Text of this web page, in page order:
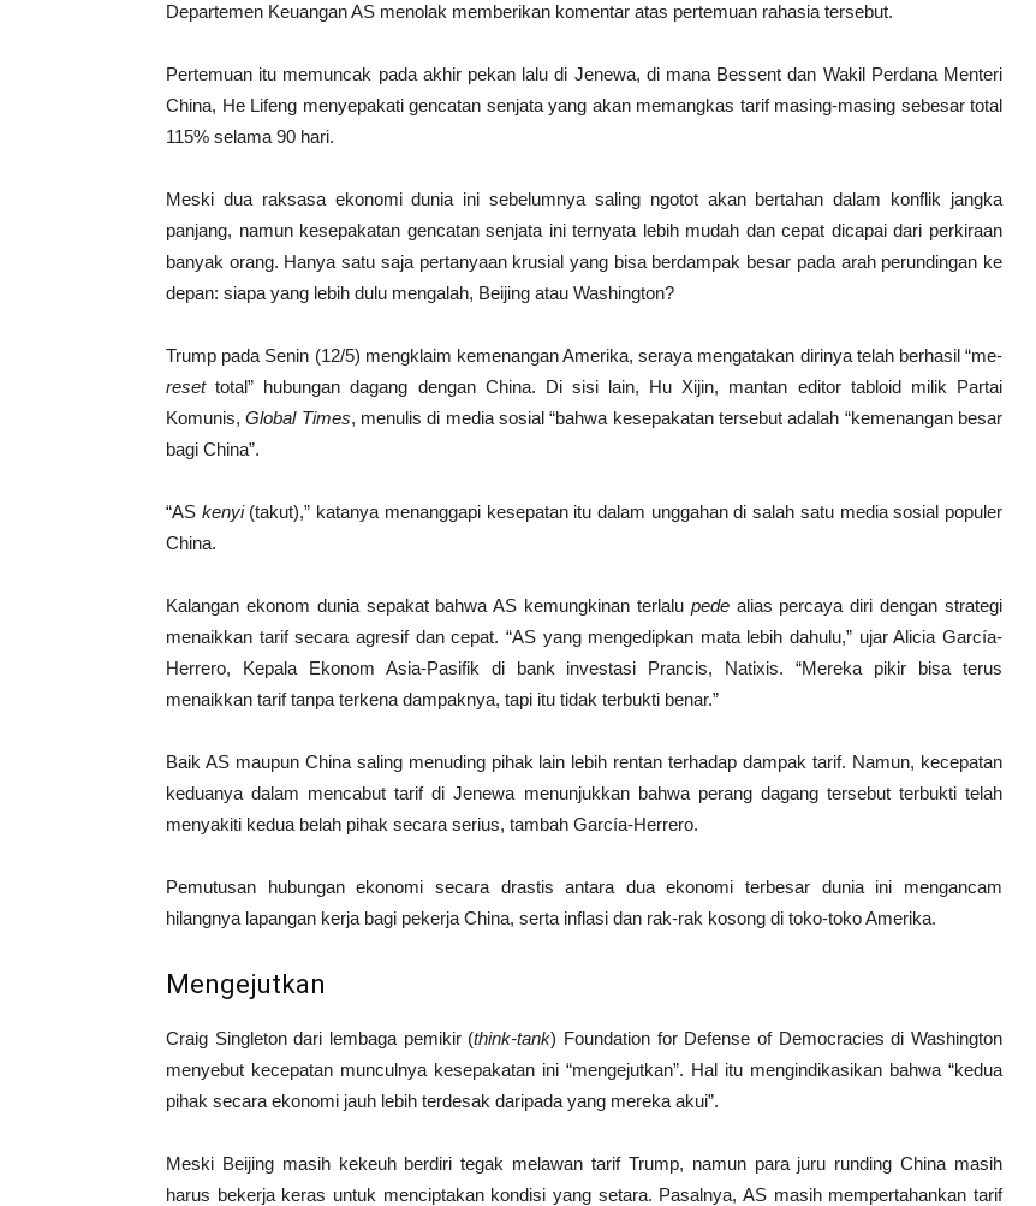
Departemen Keuangan AS menolak memberikan komentar atas pertemuan rahasia tersebut.
Pertemuan itu memuncak pada akhir pekan lalu di Jenewa, di mana Bessent dan Wakil Perdana Menteri
China, He Lifeng menyepakati gencatan senjata yang akan memangkas tarif masing-masing sebesar total
115% selama 90 hari.
Meski dua raksasa ekonomi dunia ini sebelumnya saling ngotot akan bertahan dalam konflik jangka
panjang, namun kesepakatan gencatan senjata ini ternyata lebih mudah dan cepat dicapai dari perkiraan
banyak orang. Hanya satu saja pertanyaan krusial yang bisa berdampak besar pada arah perundingan ke
depan: siapa yang lebih dulu mengalah, Beijing atau Washington?
Trump pada Senin (12/5) mengklaim kemenangan Amerika, seraya mengatakan dirinya telah berhasil “me-
resettotal” hubungan dagang dengan China. Di sisi lain, Hu Xijin, mantan editor tabloid milik Partai
Komunis,Global Times, menulis di media sosial “bahwa kesepakatan tersebut adalah “kemenangan besar
bagi China”.
“AS kenyi(takut),” katanya menanggapi kesepatan itu dalam unggahan di salah satu media sosial populer
China.
Kalangan ekonom dunia sepakat bahwa AS kemungkinan terlalu pedealias percaya diri dengan strategi
menaikkan tarif secara agresif dan cepat. “AS yang mengedipkan mata lebih dahulu,” ujar Alicia García-
Herrero, Kepala Ekonom Asia-Pasifik di bank investasi Prancis, Natixis. “Mereka pikir bisa terus
menaikkan tarif tanpa terkena dampaknya, tapi itu tidak terbukti benar.”
Baik AS maupun China saling menuding pihak lain lebih rentan terhadap dampak tarif. Namun, kecepatan
keduanya dalam mencabut tarif di Jenewa menunjukkan bahwa perang dagang tersebut terbukti telah
menyakiti kedua belah pihak secara serius, tambah García-Herrero.
Pemutusan hubungan ekonomi secara drastis antara dua ekonomi terbesar dunia ini mengancam
hilangnya lapangan kerja bagi pekerja China, serta inflasi dan rak-rak kosong di toko-toko Amerika.
Mengejutkan
Craig Singleton dari lembaga pemikir (think-tank) Foundation for Defense of Democracies di Washington
menyebut kecepatan munculnya kesepakatan ini “mengejutkan”. Hal itu mengindikasikan bahwa “kedua
pihak secara ekonomi jauh lebih terdesak daripada yang mereka akui”.
Meski Beijing masih kekeuh berdiri tegak melawan tarif Trump, namun para juru runding China masih
harus bekerja keras untuk menciptakan kondisi yang setara. Pasalnya, AS masih mempertahankan tarif